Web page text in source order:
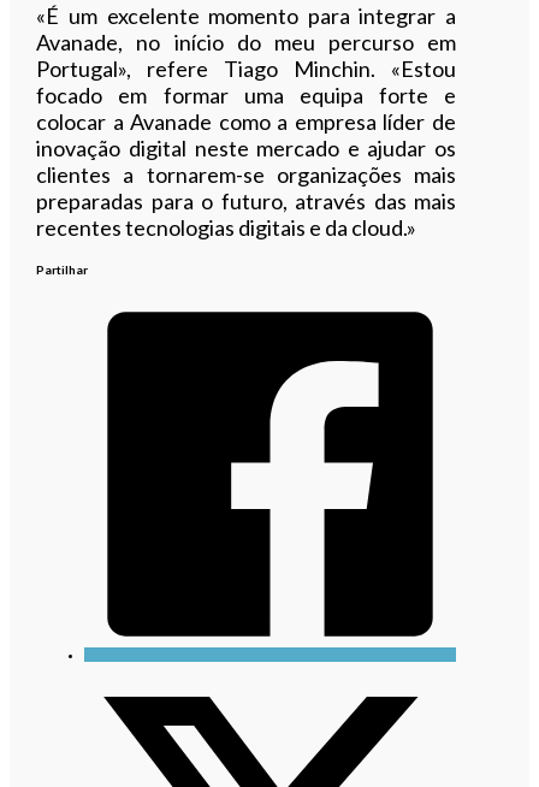
«É um excelente momento para integrar a
Avanade, no início do meu percurso em
Portugal», refere Tiago Minchin. «Estou
focado em formar uma equipa forte e
colocar a Avanade como a empresa líder de
inovação digital neste mercado e ajudar os
clientes a tornarem-se organizações mais
preparadas para o futuro, através das mais
recentes tecnologias digitais e da cloud.»
Partilhar